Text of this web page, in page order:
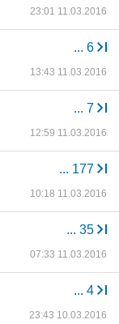
23:01 11.03.2016
... 6
13:43 11.03.2016
... 7
12:59 11.03.2016
... 177
10:18 11.03.2016
... 35
07:33 11.03.2016
... 4
23:43 10.03.2016